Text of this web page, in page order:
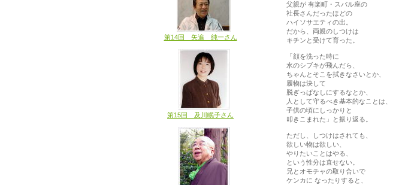
父親が 有楽町・スバル座の
社長さんだったほどの
ハイソサエティの出。
だから、両親のしつけは
キチンと受けて育った。
「顔を洗った時に
水のシブキが飛んだら、
ちゃんとそこを拭きなさいとか、
履物は決して
脱ぎっぱなしにするなとか、
人として守るべき基本的なことは、
子供の頃にしっかりと
叩きこまれた」と振り返る。
ただし、しつけはされても、
欲しい物は欲しい、
やりたいことはやる、
という性分は直せない。
兄とオモチャの取り合いで
ケンカに なったりすると、
第14回 矢追 純一さん
第15回 及川眠子さん